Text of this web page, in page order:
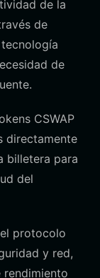
de la
de
de
CSWAP
directamente
billetera para
del
protocolo
y red,
rendimiento